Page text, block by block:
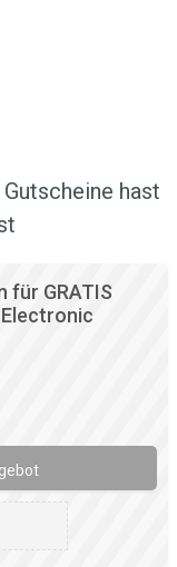
hast
für GRATIS